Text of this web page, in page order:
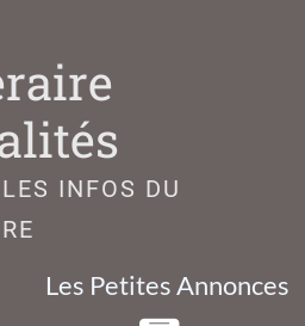
INFOS DU
Les Petites Annonces